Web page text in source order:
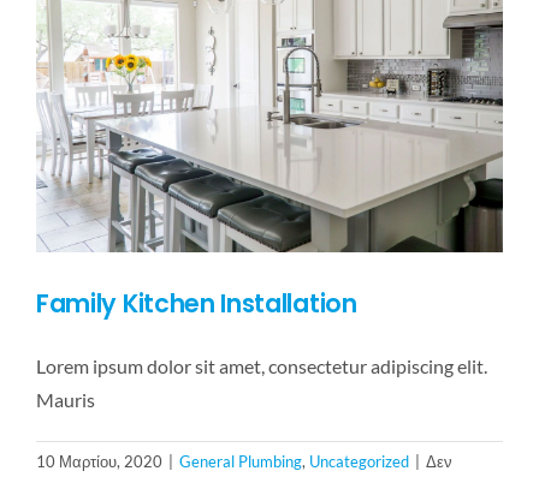
Family Kitchen Installation
Lorem ipsum dolor sit amet, consectetur adipiscing elit.
Mauris
10 Μαρτίου, 2020 General Plumbing, Uncategorized
Δεν